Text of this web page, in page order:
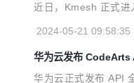
近日，Kmesh 正式进
2024-05-21 09:58:35
华为云发布 CodeArts
华为云正式发布 API